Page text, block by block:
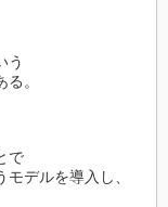
う
。
で
デルを導入し、